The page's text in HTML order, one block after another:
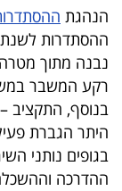
ספורט
קריירה
ולימודים
מינויים
רייטינג
הנהגת
ההסתדרות לשנת 2022. ה
נבנה מתוך
רקע המשבר
בנוסף, התקציב –
היתר הגברת
בגופים נותני
ההדרכה